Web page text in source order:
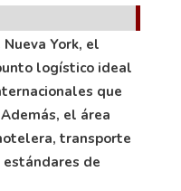
York, el
logístico ideal
que
el área
transporte
estándares de